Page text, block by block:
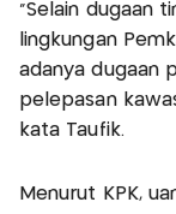
"Selain dugaan
lingkungan
adanya dugaan
pelepasan
kata Taufik.
Menurut KPK,